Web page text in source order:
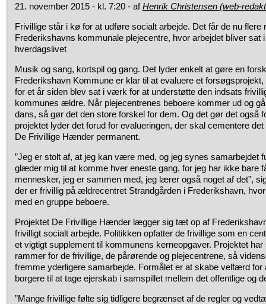
21. november 2015 - kl. 7:20 - afHenrik Christensen (web-
Frivillige står i kø for at udføre socialt arbejde. Det får de nu flere
Frederikshavns kommunale plejecentre, hvor arbejdet bliver
hverdagslivet
Musik og sang, kortspil og gang. Det lyder enkelt at gøre en
Frederikshavn Kommune er klar til at evaluere et
for et år siden blev sat i værk for at understøtte den indsats
kommunes ældre. Når plejecentrenes beboere kommer ud og
dans, så gør det den store forskel for dem. Og det gør det også
projektet lyder det forud for evalueringen, der skal cementere
De Frivillige Hænder permanent.
”Jeg er stolt af, at jeg kan være med, og jeg synes samarbejdet
glæder mig til at komme hver eneste gang, for jeg har ikke bare
mennesker, jeg er sammen med, jeg lærer også noget af det”,
der er frivillig på ældrecentret Strandgården i Frederikshavn,
med en gruppe beboere.
Projektet De Frivillige Hænder lægger sig tæt op af
frivilligt socialt arbejde. Politikken opfatter de frivillige som en
et vigtigt supplement til kommunens kerneopgaver. Projektet
rammer for de frivillige, de pårørende og plejecentrene, så
fremme yderligere samarbejde. Formålet er at skabe velfærd for
borgere til at tage ejerskab i samspillet mellem det offentlige og
”Mange frivillige følte sig tidligere begrænset af de regler og